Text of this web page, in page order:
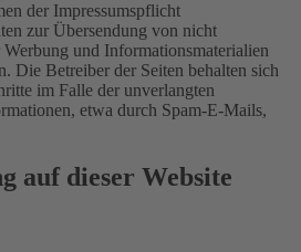
der Impressumspflicht
zur Übersendung von nicht
und Informationsmaterialien
Die Betreiber der Seiten behalten sich
im Falle der unverlangten
etwa durch Spam-E-Mails,
auf dieser Website